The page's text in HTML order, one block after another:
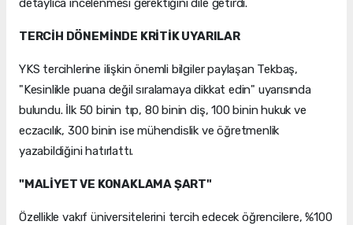
detaylıca incelenmesi gerektiğini dile getirdi.
TERCİH DÖNEMİNDE KRİTİK UYARILAR
YKS tercihlerine ilişkin önemli bilgiler paylaşan Tekbaş,
"Kesinlikle puana değil sıralamaya dikkat edin" uyarısında
bulundu. İlk 50 binin tıp, 80 binin diş, 100 binin hukuk ve
eczacılık, 300 binin ise mühendislik ve öğretmenlik
yazabildiğini hatırlattı.
"MALİYET VE KONAKLAMA ŞART"
Özellikle vakıf üniversitelerini tercih edecek öğrencilere, %100